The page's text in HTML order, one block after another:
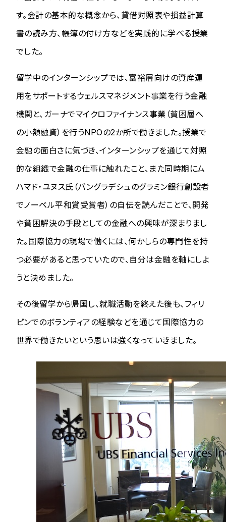
す。会計の基本的な概念から、貸借対照表や損益計算
書の読み方、帳簿の付け方などを実践的に学べる授業
でした。
留学中のインターンシップでは、富裕層向けの資産運
用をサポートするウェルスマネジメント事業を行う金融
機関と、ガーナでマイクロファイナンス事業（貧困層へ
の小額融資）を行うNPOの2か所で働きました。授業で
金融の面白さに気づき、インターンシップを通じて対照
的な組織で金融の仕事に触れたこと、また同時期にム
ハマド・ユヌス氏（バングラデシュのグラミン銀行創設者
でノーベル平和賞受賞者）の自伝を読んだことで、開発
や貧困解決の手段としての金融への興味が深まりまし
た。国際協力の現場で働くには、何かしらの専門性を持
つ必要があると思っていたので、自分は金融を軸にしよ
うと決めました。
その後留学から帰国し、就職活動を終えた後も、フィリ
ピンでのボランティアの経験などを通じて国際協力の
世界で働きたいという思いは強くなっていきました。